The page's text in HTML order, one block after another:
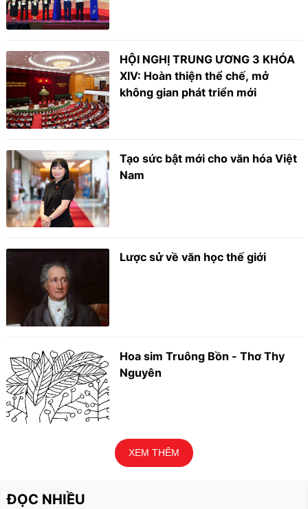
HỘI NGHỊ TRUNG ƯƠNG 3 KHÓA
XIV: Hoàn thiện thể chế, mở
không gian phát triển mới
Tạo sức bật mới cho văn hóa Việt
Nam
Lược sử về văn học thế giới
Hoa sim Truông Bồn - Thơ Thy
Nguyên
XEM THÊM
ĐỌC NHIỀU